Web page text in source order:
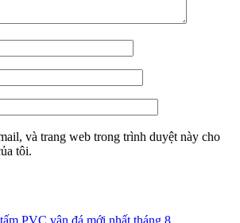
và trang web trong trình duyệt này cho
tôi.